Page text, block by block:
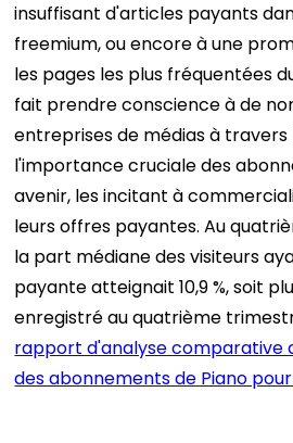
insuffisant d'articles payants
freemium, ou encore à une
les pages les plus fréquentées
fait prendre conscience à de
entreprises de médias à travers
l'importance cruciale des
avenir, les incitant à
leurs offres payantes. Au
la part médiane des visiteurs
payante atteignait 10,9 %, soit
enregistré au quatrième
rapport d'analyse comparative
des abonnements de Piano